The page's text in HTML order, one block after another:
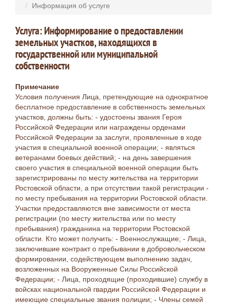
Информация об услуге
Услуга: Информирование о предоставлении
земельных участков, находящихся в
государственной или муниципальной
собственности
Примечание
Условия получения Лица, претендующие на однократное
бесплатное предоставление в собственность земельных
участков, должны быть: - удостоены звания Героя
Российской Федерации или награждены орденами
Российской Федерации за заслуги, проявленные в ходе
участия в специальной военной операции; - являться
ветеранами боевых действий; - на день завершения
своего участия в специальной военной операции быть
зарегистрированы по месту жительства на территории
Ростовской области, а при отсутствии такой регистрации -
по месту пребывания на территории Ростовской области.
Участки предоставляются вне зависимости от места
регистрации (по месту жительства или по месту
пребывания) гражданина на территории Ростовской
области. Кто может получить: - Военнослужащие; - Лица,
заключившие контракт о пребывании в добровольческом
формировании, содействующем выполнению задач,
возложенных на Вооруженные Силы Российской
Федерации; - Лица, проходящие (проходившие) службу в
войсках национальной гвардии Российской Федерации и
имеющие специальные звания полиции; - Члены семей